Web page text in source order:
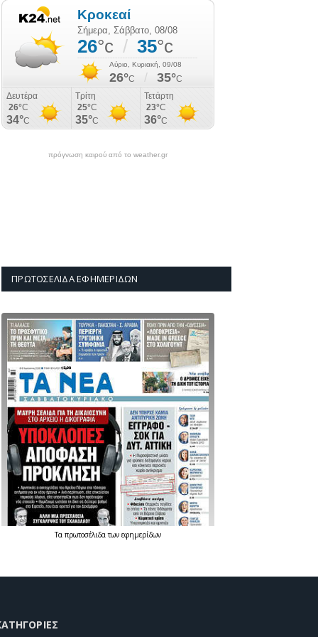
πρόγνωση καιρού από το weather.gr
ΠΡΩΤΟΣΈΛΙΔΑ ΕΦΗΜΕΡΊΔΩΝ
Τα πρωτοσέλιδατων εφημερίδων